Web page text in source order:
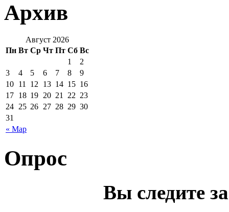
Архив
Август 2026
Пн Вт Ср Чт Пт Сб Вс
« Мар
1
2
3
4 5 6 7 8
9
10 11 12 13 14 15 16
17 18 19 20 21 22 23
24 25 26 27 28 29 30
31
Опрос
Вы следите